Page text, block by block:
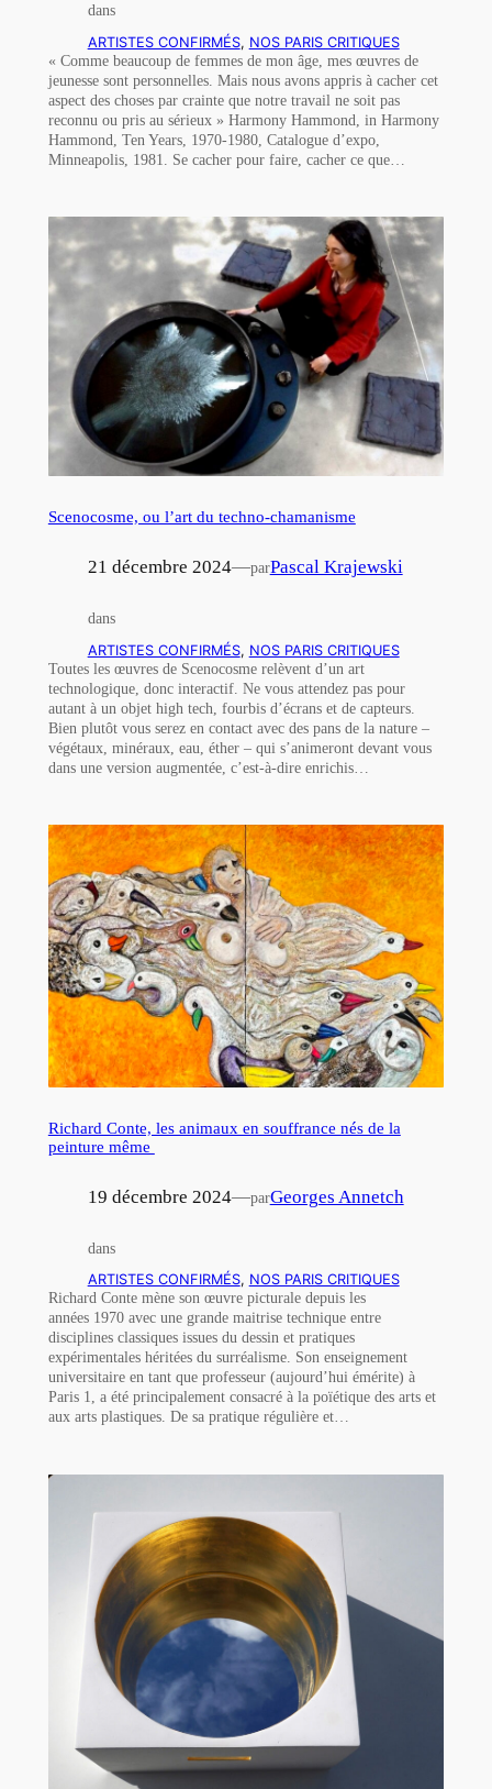
dans
ARTISTES CONFIRMÉS, NOS PARIS CRITIQUES
« Comme beaucoup de femmes de mon âge, mes œuvres de
jeunesse sont personnelles. Mais nous avons appris à cacher cet
aspect des choses par crainte que notre travail ne soit pas
reconnu ou pris au sérieux » Harmony Hammond, in Harmony
Hammond, Ten Years, 1970-1980, Catalogue d’expo,
Minneapolis, 1981. Se cacher pour faire, cacher ce que…
Scenocosme, ou l’art du techno-chamanisme
21 décembre 2024—parPascal Krajewski
dans
ARTISTES CONFIRMÉS, NOS PARIS CRITIQUES
Toutes les œuvres de Scenocosme relèvent d’un art
technologique, donc interactif. Ne vous attendez pas pour
autant à un objet high tech, fourbis d’écrans et de capteurs.
Bien plutôt vous serez en contact avec des pans de la nature –
végétaux, minéraux, eau, éther – qui s’animeront devant vous
dans une version augmentée, c’est-à-dire enrichis…
Richard Conte, les animaux en souffrance nés de la
peinture même
19 décembre 2024—parGeorges Annetch
dans
ARTISTES CONFIRMÉS, NOS PARIS CRITIQUES
Richard Conte mène son œuvre picturale depuis les
années 1970 avec une grande maitrise technique entre
disciplines classiques issues du dessin et pratiques
expérimentales héritées du surréalisme. Son enseignement
universitaire en tant que professeur (aujourd’hui émérite) à
Paris 1, a été principalement consacré à la poïétique des arts et
aux arts plastiques. De sa pratique régulière et…